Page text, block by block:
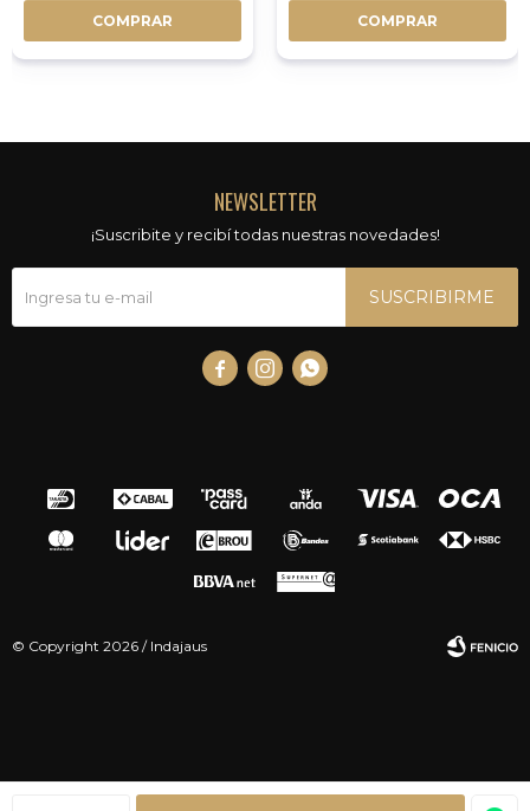
COMPRAR COMPRAR
NEWSLETTER
¡Suscribite y recibí todas nuestras novedades!
SUSCRIBIRME
  
© Copyright 2026 / Indajaus
Fenicio